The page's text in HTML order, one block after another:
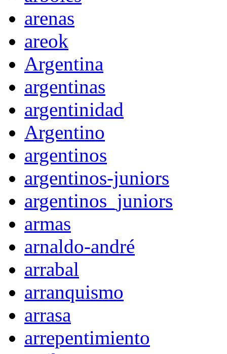
arenas
areok
Argentina
argentinas
argentinidad
Argentino
argentinos
argentinos-juniors
argentinos_juniors
armas
arnaldo-andré
arrabal
arranquismo
arrasa
arrepentimiento